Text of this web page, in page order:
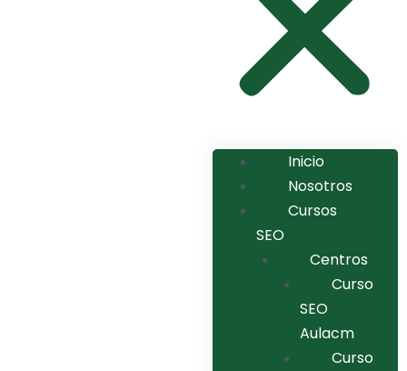
Inicio
Nosotros
Cursos
SEO
Centros
Curso
SEO
Aulacm
Curso